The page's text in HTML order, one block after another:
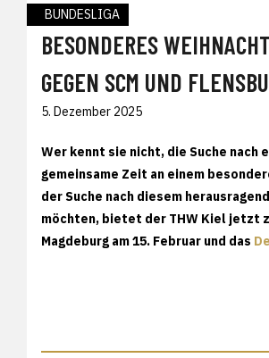
BUNDESLIGA
BESONDERES
GEGEN SCM UND
5. Dezember 2025
Wer kennt sie nicht, die Suche nach
gemeinsame Zeit an einem
der Suche nach diesem
möchten, bietet der THW Kiel jetzt
Magdeburg am 15. Februar und das